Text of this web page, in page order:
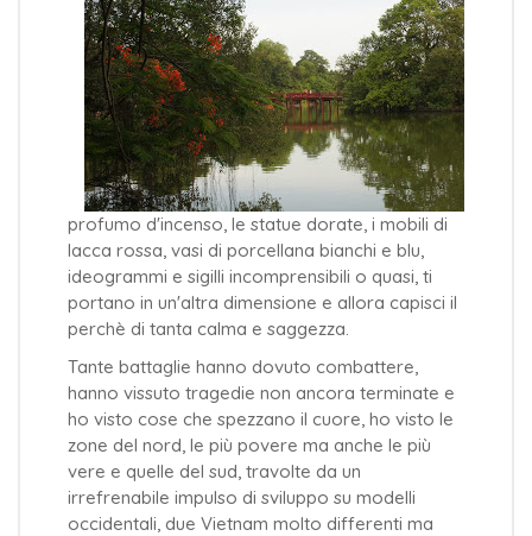
profumo d'incenso, le statue dorate, i mobili di
lacca rossa, vasi di porcellana bianchi e blu,
ideogrammi e sigilli incomprensibili o quasi, ti
portano in un'altra dimensione e allora capisci il
perchè di tanta calma e saggezza.
Tante battaglie hanno dovuto combattere,
hanno vissuto tragedie non ancora terminate e
ho visto cose che spezzano il cuore, ho visto le
zone del nord, le più povere ma anche le più
vere e quelle del sud, travolte da un
irrefrenabile impulso di sviluppo su modelli
occidentali, due Vietnam molto differenti ma